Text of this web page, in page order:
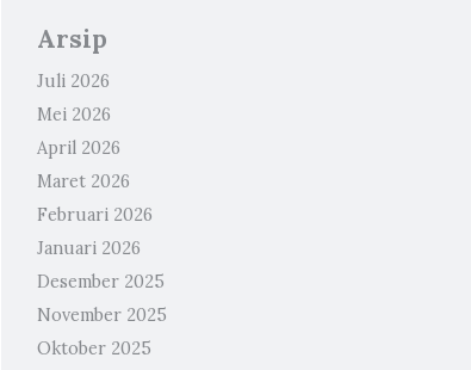
Arsip
Juli 2026
Mei 2026
April 2026
Maret 2026
Februari 2026
Januari 2026
Desember 2025
November 2025
Oktober 2025